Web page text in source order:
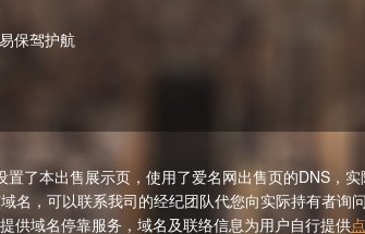
保驾护航
了本出售展示页，使用了爱名网出售页的DNS，实
名，可以联系我司的经纪团队代您向实际持有者询问
供域名停靠服务，域名及联络信息为用户自行提供